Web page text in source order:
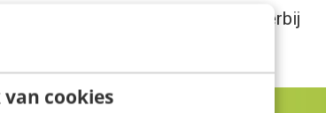
cookies
om te zetten naar een plan. Hierbij